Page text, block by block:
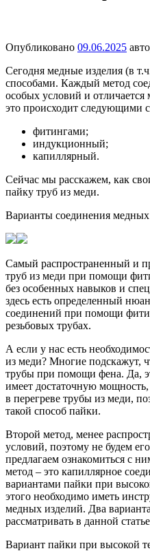
Опубликовано 09.06.2025
Сегодня медные изделия (в
способами. Каждый метод
особых условий и
это происходит следующими
фитингами;
индукционный;
капиллярный.
Сейчас мы расскажем, как
пайку труб из меди.
Варианты соединения медных
Самый распространенный и
труб из меди при помощи
без особенных навыков и
здесь есть определенный
соединений при помощи
резьбовых трубах.
А если у нас есть
из меди? Многие подскажут,
трубы при помощи фена. Да,
имеет достаточную мощность,
в перегреве трубы из меди,
такой способ пайки.
Второй метод, менее
условий, поэтому не будем
предлагаем ознакомиться с
метод – это капиллярное
вариантами пайки при
этого необходимо иметь
медных изделий. Два
рассматривать в данной
Вариант пайки при высокой